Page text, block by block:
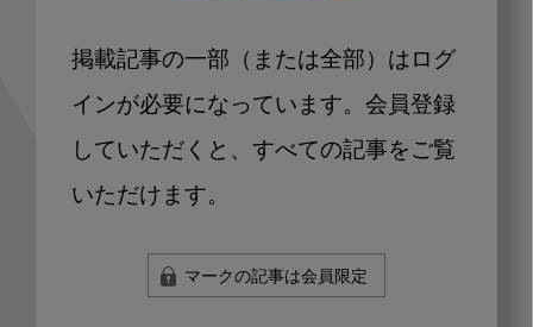
掲載記事の一部（または全部）はログ
インが必要になっています。会員登録
していただくと、すべての記事をご覧
いただけます。
マークの記事は会員限定